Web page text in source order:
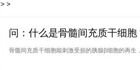
> >
问：什么是骨髓间充质干细胞
骨髓间充质干细胞能刺激受损的胰腺β细胞的再